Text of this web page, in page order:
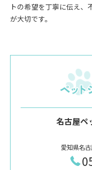
トの希望を丁寧に伝え、
が大切です。
名古屋ペ
愛知県名